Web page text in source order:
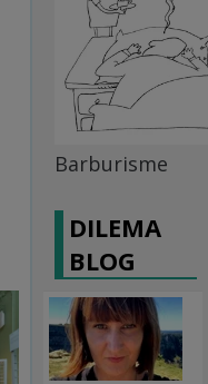
Barburisme
DILEMA
BLOG